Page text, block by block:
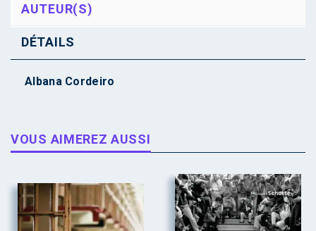
AUTEUR(S)
DÉTAILS
Albana Cordeiro
VOUS AIMEREZ AUSSI